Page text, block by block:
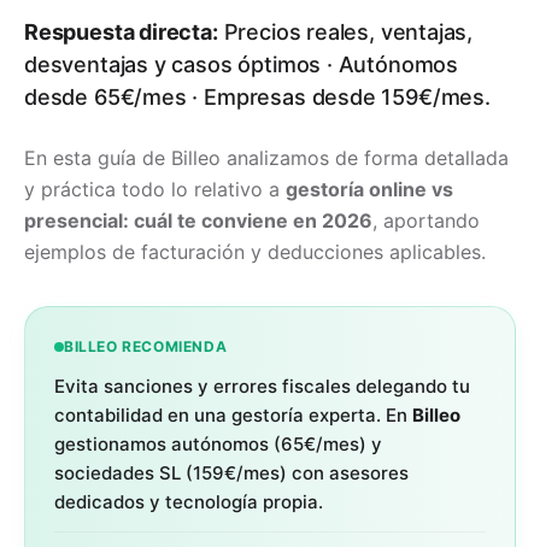
Respuesta directa: Precios reales, ventajas,
desventajas y casos óptimos · Autónomos
desde 65€/mes · Empresas desde 159€/mes.
En esta guía de Billeo analizamos de forma detallada
y práctica todo lo relativo a gestoría online vs
presencial: cuál te conviene en 2026, aportando
ejemplos de facturación y deducciones aplicables.
BILLEO RECOMIENDA
Evita sanciones y errores fiscales delegando tu
contabilidad en una gestoría experta. En Billeo
gestionamos autónomos (65€/mes) y
sociedades SL (159€/mes) con asesores
dedicados y tecnología propia.